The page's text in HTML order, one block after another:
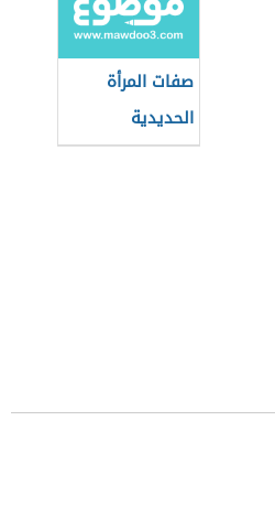
صفات المرأة
الحديدية